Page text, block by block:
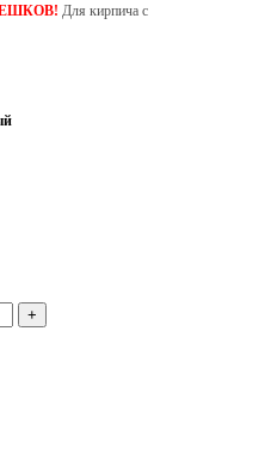
Для кирпича с